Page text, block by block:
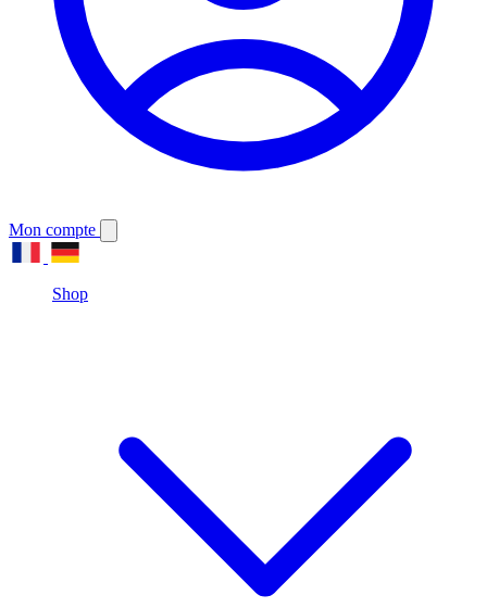
Mon compte
Shop